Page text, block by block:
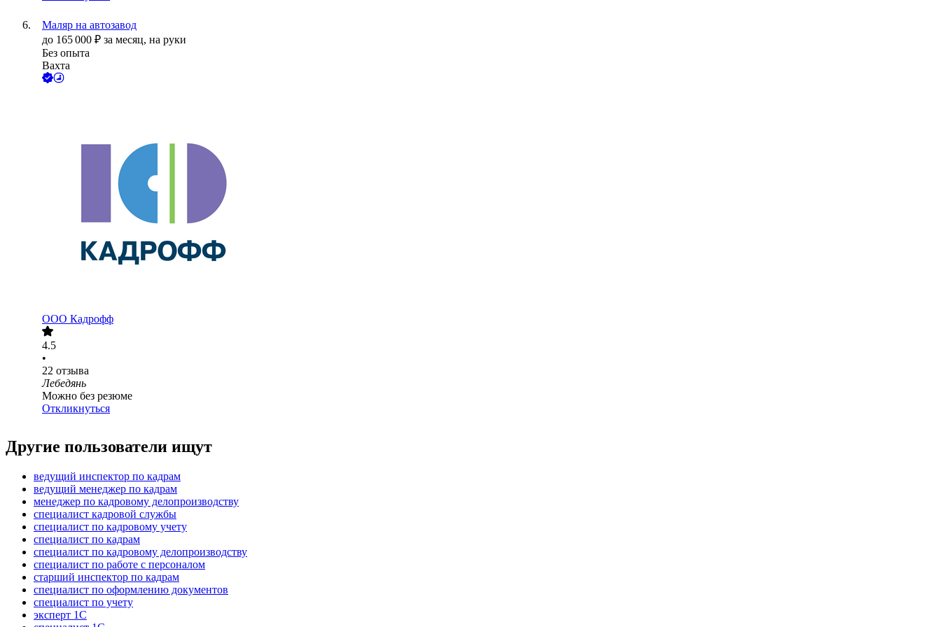
Маляр на автозавод
до 165 000 ₽ за месяц, на руки
Без опыта
Вахта
ООО Кадрофф
4.5
•
22 отзыва
Лебедянь
Можно без резюме
Откликнуться
Другие пользователи ищут
ведущий инспектор по кадрам
ведущий менеджер по кадрам
менеджер по кадровому делопроизводству
специалист кадровой службы
специалист по кадровому учету
специалист по кадрам
специалист по кадровому делопроизводству
специалист по работе с персоналом
старший инспектор по кадрам
специалист по оформлению документов
специалист по учету
эксперт 1С